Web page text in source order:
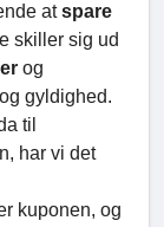
atspare
skiller sig ud
og
gyldighed.
til
har vi det
kuponen, og